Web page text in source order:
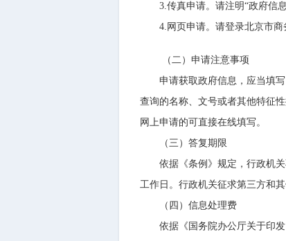
3.传真申请。请注明“政府信息
4.网页申请。请登录北京市商务
（二）申请注意事项
申请获取政府信息，应当填写
查询的名称、文号或者其他特征
网上申请的可直接在线填写。
（三）答复期限
依据《条例》规定，行政机关
工作日。行政机关征求第三方和
（四）信息处理费
依据《国务院办公厅关于印发